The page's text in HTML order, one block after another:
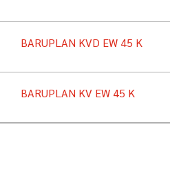
BARUPLAN KVD EW 45 K
BARUPLAN KV EW 45 K